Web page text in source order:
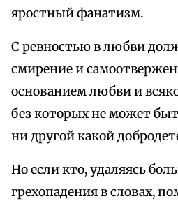
яростный фанатизм.
С ревностью в любви
смирение и
основанием любви и
без которых не может
ни другой какой
Но если кто, удаляясь
грехопадения в словах,